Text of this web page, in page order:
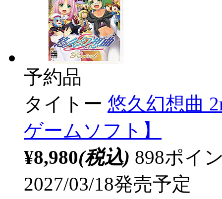
予約品
タイトー 悠久幻想曲
ゲームソフト】
¥8,980(税込) 898ポイ
2027/03/18発売予定